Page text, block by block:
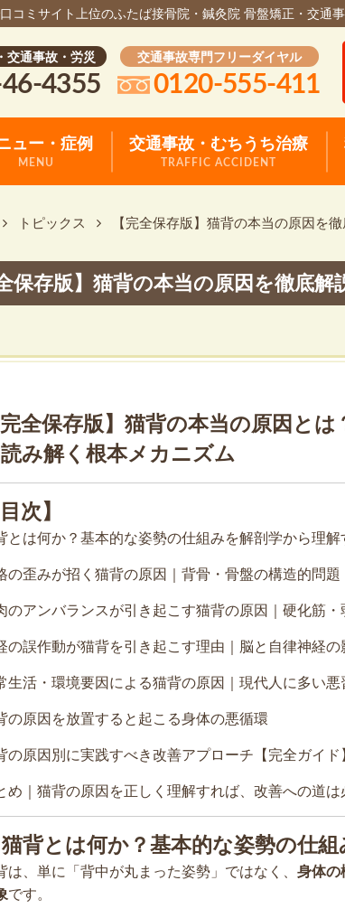
コミサイト上位のふたば接骨院・鍼灸院 骨盤矯正・交通
交通事故・労災
4355
交通事故専門フリーダイヤル
0120-555-411
ュー・症例
MENU
交通事故・むちうち治療
TRAFFIC ACCIDENT
トピックス 【完全保存版】猫背の本当の原因を
全保存版】猫背の本当の原因を徹底
完全保存版】猫背の本当の原因と
み解く根本メカニズム
目次】
とは何か？基本的な姿勢の仕組みを解剖学から理解
の歪みが招く猫背の原因｜背骨・骨盤の構造的問題
のアンバランスが引き起こす猫背の原因｜硬化筋・
の誤作動が猫背を引き起こす理由｜脳と自律神経の
生活・環境要因による猫背の原因｜現代人に多い悪
の原因を放置すると起こる身体の悪循環
の原因別に実践すべき改善アプローチ【完全ガイド
め｜猫背の原因を正しく理解すれば、改善への道は
背とは何か？基本的な姿勢の仕
は、単に「背中が丸まった姿勢」ではなく、 身体の
です。